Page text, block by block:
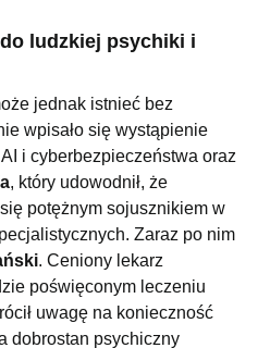
ludzkiej psychiki i
jednak istnieć bez
wpisało się wystąpienie
i cyberbezpieczeństwa oraz
, który udowodnił, że
potężnym sojusznikiem w
Zaraz po nim
. Ceniony lekarz
poświęconym leczeniu
uwagę na konieczność
dobrostan psychiczny